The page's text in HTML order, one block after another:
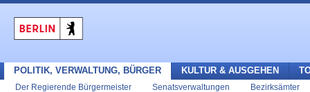
POLITIK, VERWALTUNG, BÜRGER
Der Regierende Bürgermeister Senatsverwaltungen Bezirksämter
KULTUR & AUSGEHEN